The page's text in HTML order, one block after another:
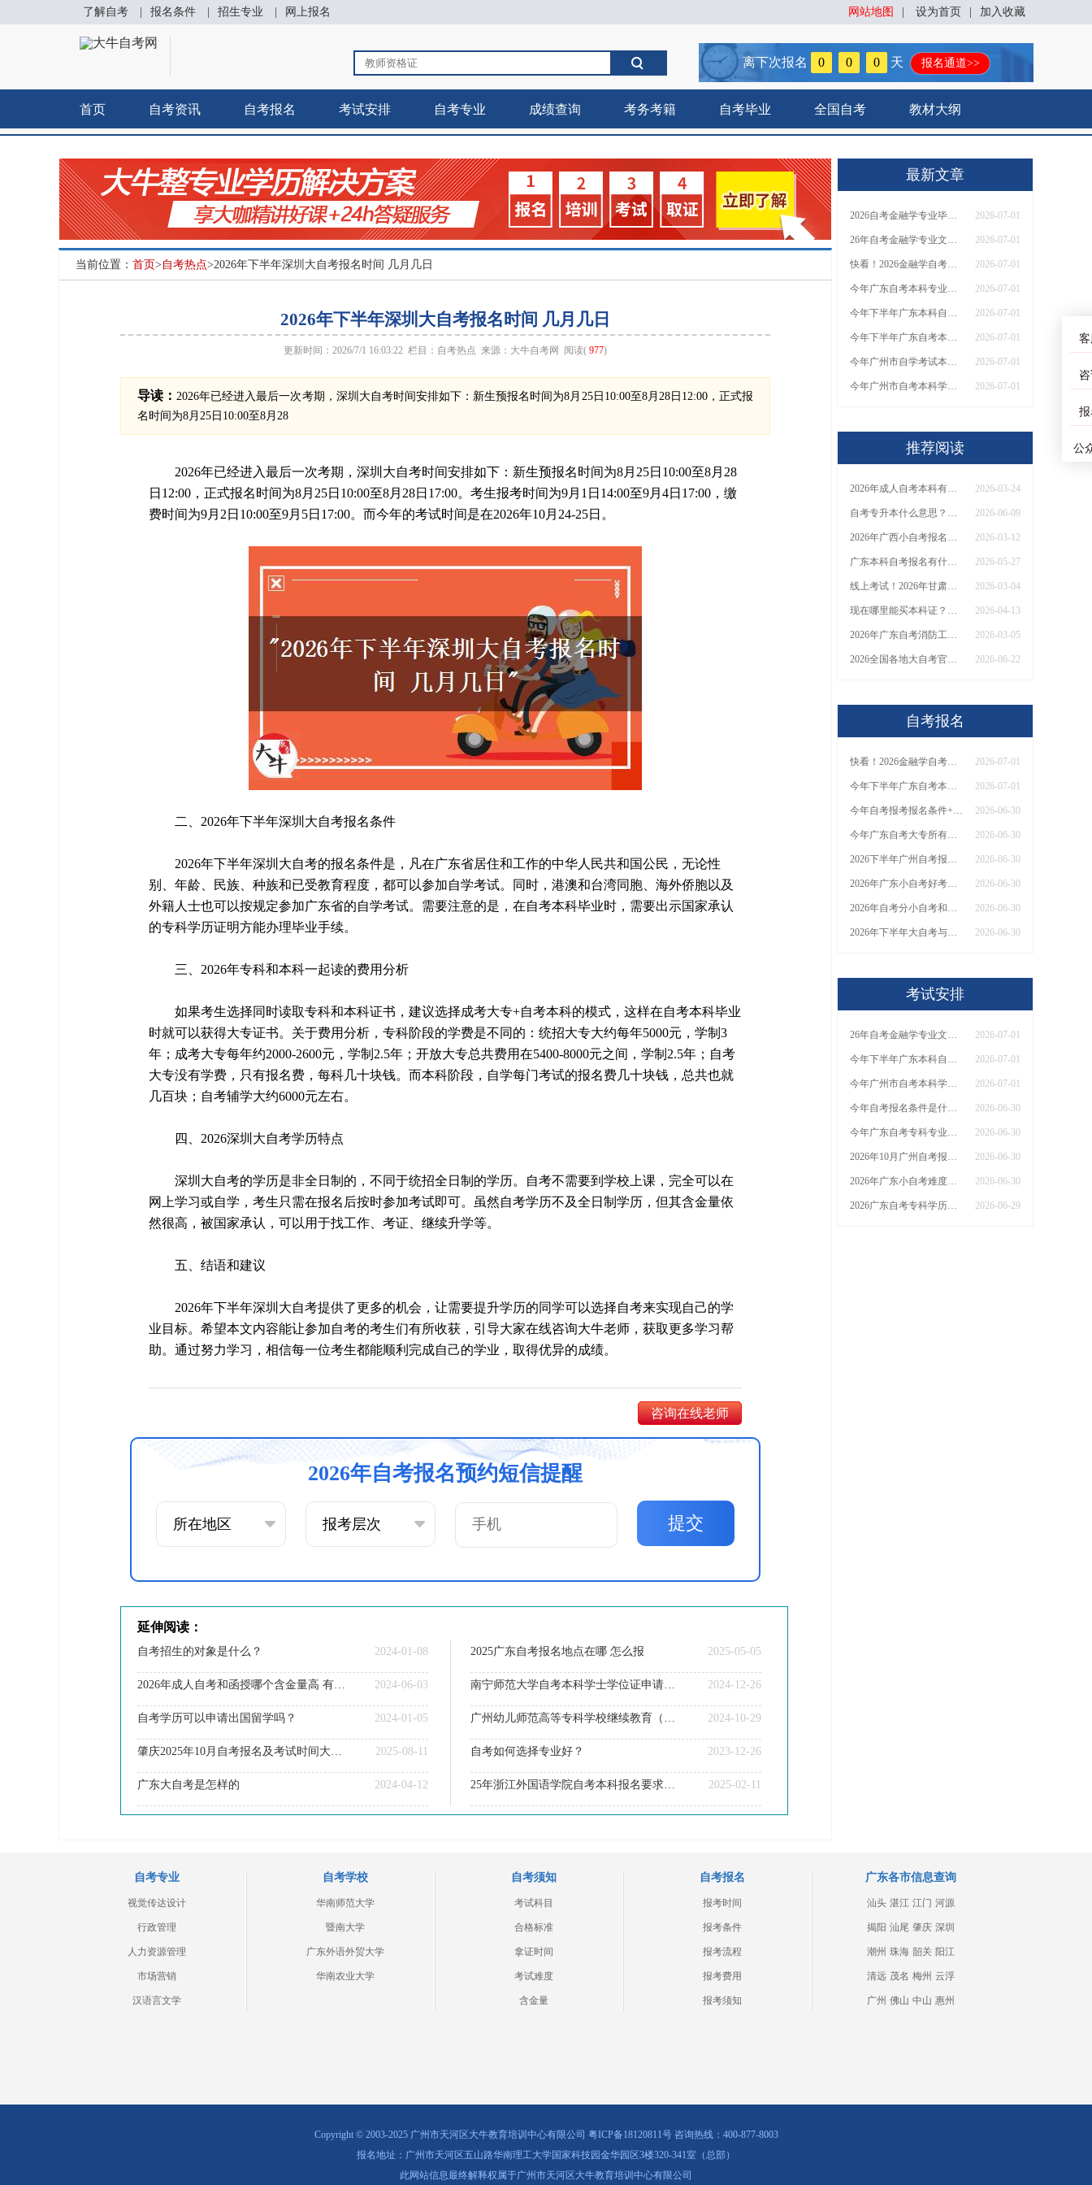
了解自考 报名条件 招生专业 网上报名 网站地图 设为首页 加入收藏
离下次报名 0 0 0 天 报名通道>>
首页 自考资讯 自考报名 考试安排 自考专业 成绩查询 考务考籍 自考毕业 全国自考 教材大纲
当前位置： 首页> 自考热点>2026年下半年深圳大自考报名时间 几月几日
2026年下半年深圳大自考报名时间 几月几日
更新时间：2026/7/1 16:03:22 栏目： 自考热点 来源： 大牛自考网 阅读( 977)
导读： 2026年已经进入最后一次考期，深圳大自考时间安排如下：新生预报名时间为8月25日10:00至8月28日12:00，正式报
名时间为8月25日10:00至8月28
2026年已经进入最后一次考期，深圳大自考时间安排如下：新生预报名时间为8月25日10:00至8月28
日12:00，正式报名时间为8月25日10:00至8月28日17:00。考生报考时间为9月1日14:00至9月4日17:00，缴
费时间为9月2日10:00至9月5日17:00。而今年的考试时间是在2026年10月24-25日。
二、2026年下半年深圳大自考报名条件
2026年下半年深圳大自考的报名条件是，凡在广东省居住和工作的中华人民共和国公民，无论性
别、年龄、民族、种族和已受教育程度，都可以参加自学考试。同时，港澳和台湾同胞、海外侨胞以及
外籍人士也可以按规定参加广东省的自学考试。需要注意的是，在自考本科毕业时，需要出示国家承认
的专科学历证明方能办理毕业手续。
三、2026年专科和本科一起读的费用分析
如果考生选择同时读取专科和本科证书，建议选择成考大专+自考本科的模式，这样在自考本科毕业
时就可以获得大专证书。关于费用分析，专科阶段的学费是不同的：统招大专大约每年5000元，学制3
年；成考大专每年约2000-2600元，学制2.5年；开放大专总共费用在5400-8000元之间，学制2.5年；自考
大专没有学费，只有报名费，每科几十块钱。而本科阶段，自学每门考试的报名费几十块钱，总共也就
几百块；自考辅学大约6000元左右。
四、2026深圳大自考学历特点
深圳大自考的学历是非全日制的，不同于统招全日制的学历。自考不需要到学校上课，完全可以在
网上学习或自学，考生只需在报名后按时参加考试即可。虽然自考学历不及全日制学历，但其含金量依
然很高，被国家承认，可以用于找工作、考证、继续升学等。
五、结语和建议
2026年下半年深圳大自考提供了更多的机会，让需要提升学历的同学可以选择自考来实现自己的学
业目标。希望本文内容能让参加自考的考生们有所收获，引导大家在线咨询大牛老师，获取更多学习帮
助。通过努力学习，相信每一位考生都能顺利完成自己的学业，取得优异的成绩。
咨询在线老师
2026年自考报名预约短信提醒
提交
延伸阅读：
自考招生的对象是什么？ 2024-01-08
2024-06-03
自考学历可以申请出国留学吗？ 2024-01-05
2025-08-11
广东大自考是怎样的 2024-04-12
2025广东自考报名地点在哪 怎么报 2025-05-05
2024-12-26
2024-10-29
自考如何选择专业好？ 2023-12-26
2025-02-11
最新文章
2026自考金融学专业毕业后有哪些就业机会？ 2026-07-01
26年自考金融学专业文凭可以做哪些工作？ 2026-07-01
快看！2026金融学自考生的职业选择有这几种！ 2026-07-01
今年广东自考本科专业目录大全（27个本科专业） 2026-07-01
今年下半年广东本科自考有哪些专业可以报？ 2026-07-01
今年下半年广东自考本科有哪些专业可以报名？ 2026-07-01
今年广州市自学考试本科有哪些专业能选 2026-07-01
今年广州市自考本科学历能选的专业有哪些 2026-07-01
推荐阅读
2026年成人自考本科有什么专业可以报？哪个专业合适？ 2026-03-24
自考专升本什么意思？是什么学历？ 2026-06-09
2026年广西小自考报名地址+联系方式 2026-03-12
广东本科自考报名有什么条件限制 2026-05-27
线上考试！2026年甘肃小自考1.5年拿证！（+指南） 2026-03-04
现在哪里能买本科证？需要多少钱呢 2026-04-13
2026年广东自考消防工程报考需要满足什么条件 2026-03-05
2026全国各地大自考官方入口登录网址是多少 2026-06-22
自考报名
快看！2026金融学自考生的职业选择有这几种！ 2026-07-01
今年下半年广东自考本科有哪些专业可以报名？ 2026-07-01
今年自考报考报名条件+官网入口 2026-06-30
今年广东自考大专所有专业（详表） 2026-06-30
2026下半年广州自考报名时间 什么时候报名？ 2026-06-30
2026年广东小自考好考吗？能报选什么专业呢？ 2026-06-30
2026年自考分小自考和大自考？有什么不同呢？ 2026-06-30
2026年下半年大自考与小自考区别是什么？ 2026-06-30
考试安排
26年自考金融学专业文凭可以做哪些工作？ 2026-07-01
今年下半年广东本科自考有哪些专业可以报？ 2026-07-01
今年广州市自考本科学历能选的专业有哪些 2026-07-01
今年自考报名条件是什么 在哪里报 2026-06-30
今年广东自考专科专业有哪些？怎么选 2026-06-30
2026年10月广州自考报名在几号几点？是全日制吗？ 2026-06-30
2026年广东小自考难度大吗？一年半就能拿证！ 2026-06-30
2026广东自考专科学历能选的专业有哪些 2026-06-29
自考专业
视觉传达设计
行政管理
人力资源管理
市场营销
汉语言文学
自考学校
华南师范大学
暨南大学
广东外语外贸大学
华南农业大学
自考须知
考试科目
合格标准
拿证时间
考试难度
含金量
自考报名
报考时间
报考条件
报考流程
报考费用
报考须知
广东各市信息查询
汕头 湛江 江门 河源
揭阳 汕尾 肇庆 深圳
潮州 珠海 韶关 阳江
清远 茂名 梅州 云浮
广州 佛山 中山 惠州
Copyright © 2003-2025 广州市天河区大牛教育培训中心有限公司 粤ICP备18120811号咨询热线：400-877-8003
报名地址：广州市天河区五山路华南理工大学国家科技园金华园区3楼320-341室（总部）
此网站信息最终解释权属于广州市天河区大牛教育培训中心有限公司
公